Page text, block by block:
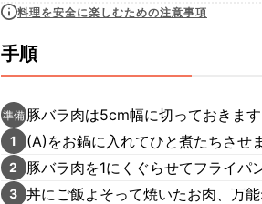
料理を安全に楽しむための注意事項
手順
準備 豚バラ肉は5cm幅に切っておきます
1 (A)をお鍋に入れてひと煮たちさせま
2 豚バラ肉を1にくぐらせてフライパ
3 丼にご飯よそって焼いたお肉、万能